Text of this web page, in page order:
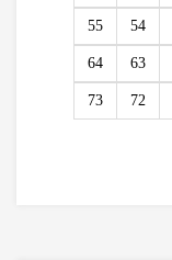
54
55
63
64
72
73